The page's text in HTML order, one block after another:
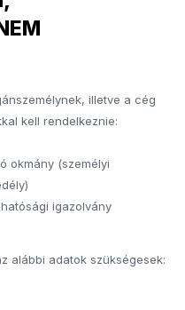
illetve a cég
kell rendelkeznie:
okmány (személyi
igazolvány
alábbi adatok szükségesek: